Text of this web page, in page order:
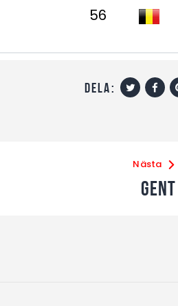
56
dela:
Nästa
Gent